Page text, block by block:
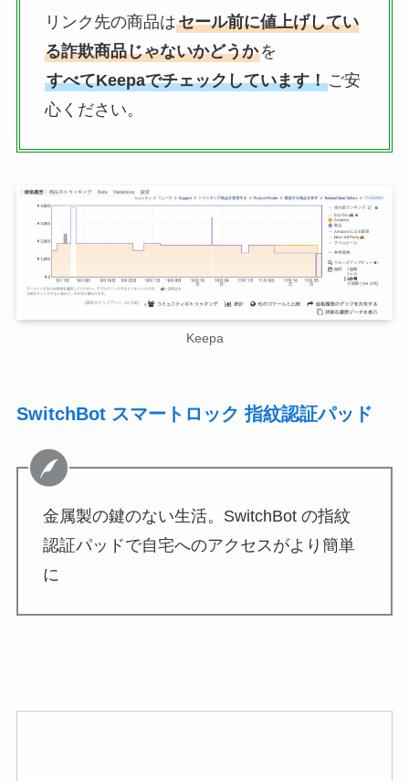
リンク先の商品はセール前に値上げしてい
る詐欺商品じゃないかどうかを
すべてKeepaでチェックしています！ご安
心ください。
Keepa
SwitchBot スマートロック 指紋認証パッド
金属製の鍵のない生活。SwitchBot の指紋
認証パッドで自宅へのアクセスがより簡単
に